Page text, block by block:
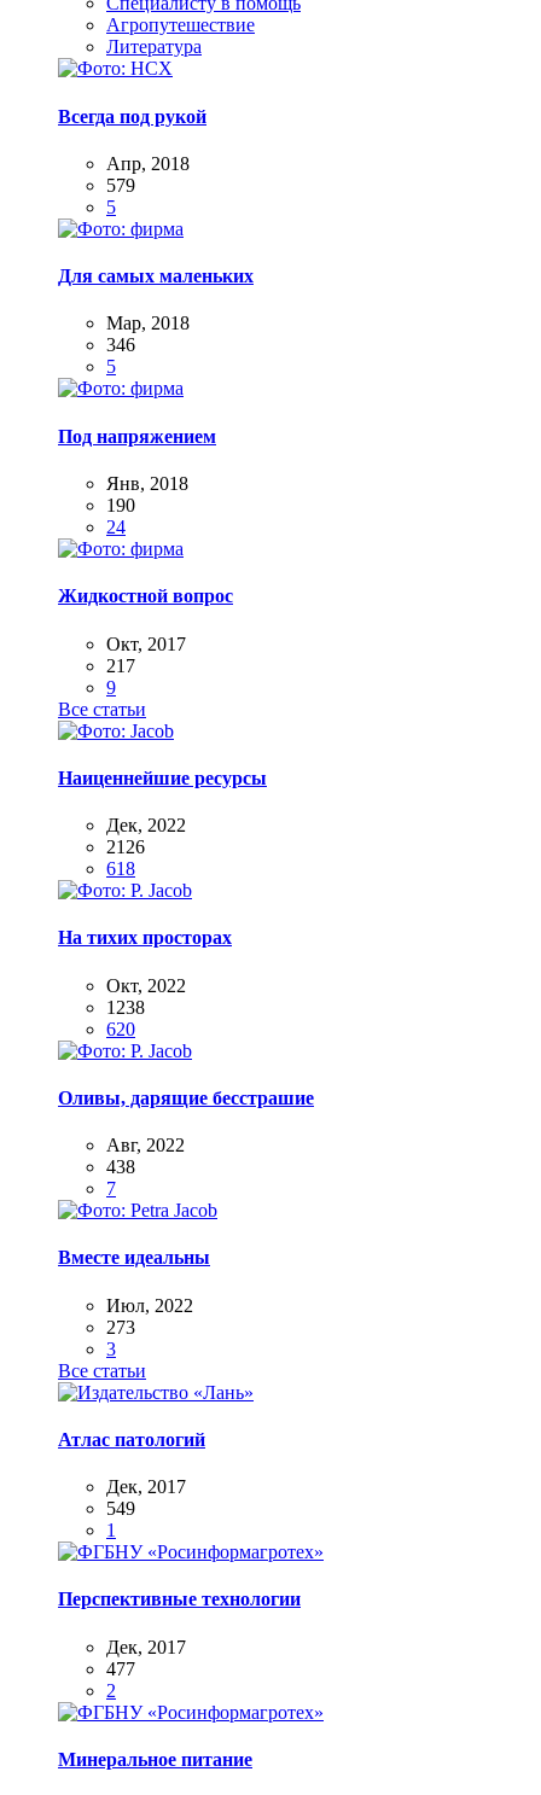
Агропутешествие
Литература
Всегда под рукой
Апр, 2018
579
5
Для самых маленьких
Мар, 2018
346
5
Под напряжением
Янв, 2018
190
24
Жидкостной вопрос
Окт, 2017
217
9
Все статьи
Наиценнейшие ресурсы
Дек, 2022
2126
618
На тихих просторах
Окт, 2022
1238
620
Оливы, дарящие бесстрашие
Авг, 2022
438
7
Вместе идеальны
Июл, 2022
273
3
Все статьи
Атлас патологий
Дек, 2017
549
1
Перспективные технологии
Дек, 2017
477
2
Минеральное питание